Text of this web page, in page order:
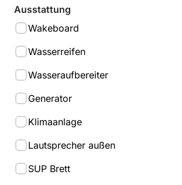
Ausstattung
Wakeboard
Wasserreifen
Wasseraufbereiter
Generator
Klimaanlage
Lautsprecher außen
SUP Brett